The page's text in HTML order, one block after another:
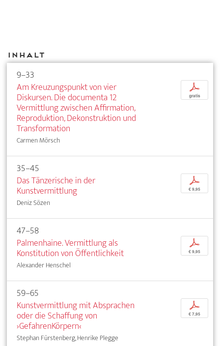
Inhalt
9–33
Am Kreuzungspunkt von vier
Diskursen. Die documenta 12
Vermittlung zwischen Affirmation,
Reproduktion, Dekonstruktion und
Transformation
Carmen Mörsch
p
gratis
35–45
Das Tänzerische in der
Kunstvermittlung
Deniz Sözen
p
€ 9,95
47–58
Palmenhaine. Vermittlung als
Konstitution von Öffentlichkeit
Alexander Henschel
p
€ 9,95
59–65
Kunstvermittlung mit Absprachen
oder die Schaffung von
›GefahrenKörpern‹
Stephan Fürstenberg, Henrike Plegge
p
€ 7,95